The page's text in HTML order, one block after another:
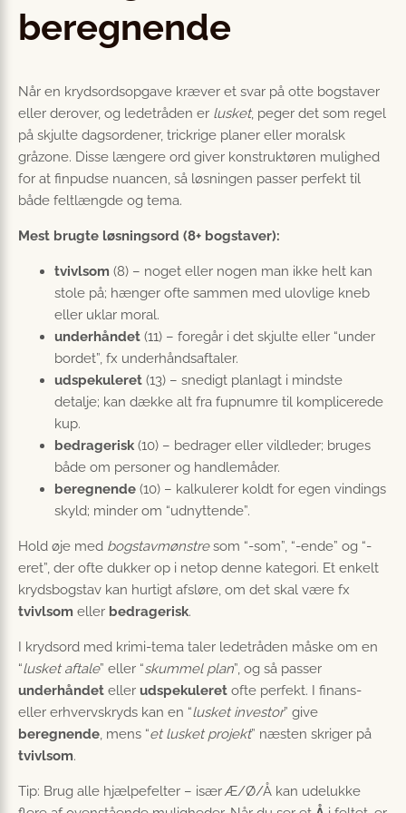
beregnende
Når en krydsordsopgave kræver et svar på otte bogstaver
eller derover, og ledetråden er lusket, peger det som regel
på skjulte dagsordener, trickrige planer eller moralsk
gråzone. Disse længere ord giver konstruktøren mulighed
for at finpudse nuancen, så løsningen passer perfekt til
både feltlængde og tema.
Mest brugte løsningsord (8+ bogstaver):
tvivlsom (8) – noget eller nogen man ikke helt kan
stole på; hænger ofte sammen med ulovlige kneb
eller uklar moral.
underhåndet (11) – foregår i det skjulte eller “under
bordet”, fx underhåndsaftaler.
udspekuleret (13) – snedigt planlagt i mindste
detalje; kan dække alt fra fupnumre til komplicerede
kup.
bedragerisk(10) – bedrager eller vildleder; bruges
både om personer og handlemåder.
beregnende (10) – kalkulerer koldt for egen vindings
skyld; minder om “udnyttende”.
Hold øje med bogstavmønstresom “-som”, “-ende” og “-
eret”, der ofte dukker op i netop denne kategori. Et enkelt
krydsbogstav kan hurtigt afsløre, om det skal være fx
tvivlsom eller bedragerisk.
I krydsord med krimi-tema taler ledetråden måske om en
“lusket aftale” eller “skummel plan”, og så passer
underhåndet eller udspekuleret ofte perfekt. I finans-
eller erhvervskryds kan en “lusket investor” give
beregnende, mens “et lusket projekt” næsten skriger på
tvivlsom.
Tip: Brug alle hjælpefelter – især Æ/Ø/Å kan udelukke